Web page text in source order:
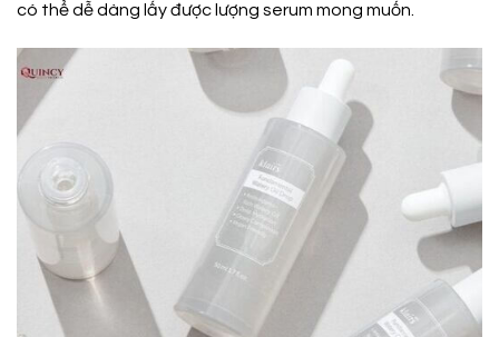
có thể dễ dàng lấy được lượng serum mong muốn.